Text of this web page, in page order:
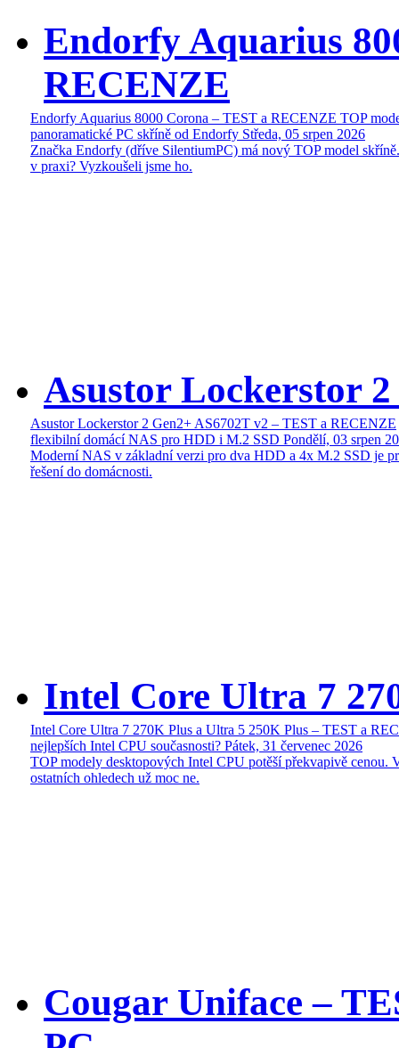
Endorfy Aquarius
RECENZE
Endorfy Aquarius 8000 Corona – TEST a RECENZE TOP
panoramatické PC skříně od Endorfy Středa, 05 srpen 2026
Značka Endorfy (dříve SilentiumPC) má nový TOP model
v praxi? Vyzkoušeli jsme ho.
Asustor Lockerstor
Asustor Lockerstor 2 Gen2+ AS6702T v2 – TEST a RECENZE
flexibilní domácí NAS pro HDD i M.2 SSD Pondělí, 03 srpen
Moderní NAS v základní verzi pro dva HDD a 4x M.2 SSD je
řešení do domácnosti.
Intel Core Ultra 7
Intel Core Ultra 7 270K Plus a Ultra 5 250K Plus – TEST a
nejlepších Intel CPU současnosti? Pátek, 31 červenec 2026
TOP modely desktopových Intel CPU potěší překvapivě cenou.
ostatních ohledech už moc ne.
Cougar Uniface –